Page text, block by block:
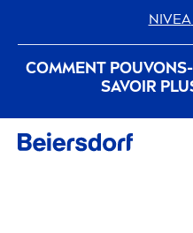
NIVEA
COMMENT
SAVOIR
Histoire de la marque
Le Développe